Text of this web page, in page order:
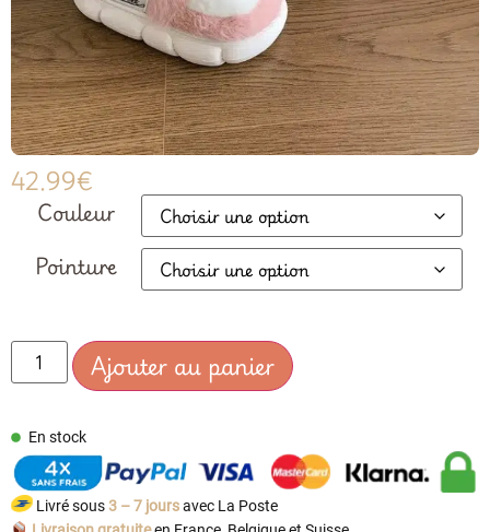
42.99€
Couleur
Pointure
Ajouter au panier
En stock
Livré sous3 – 7 joursavec La Poste